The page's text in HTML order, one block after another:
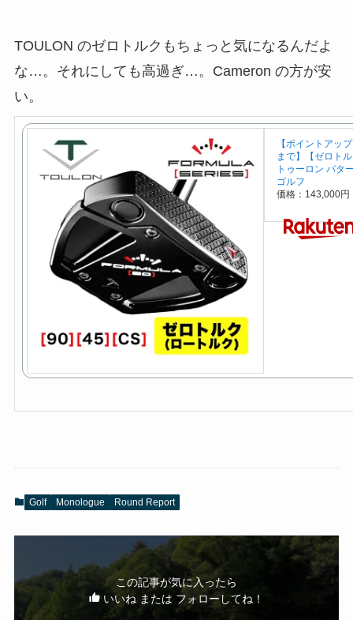
TOULON のゼロトルクもちょっと気になるんだよ
な…。それにしても高過ぎ…。Cameron の方が安
い。
【ポイントアッ
まで】【ゼロト
トゥーロン パタ
ゴルフ
価格：143,000円
Golf Monologue Round Report
この記事が気に入ったら
いいね または フォローしてね！